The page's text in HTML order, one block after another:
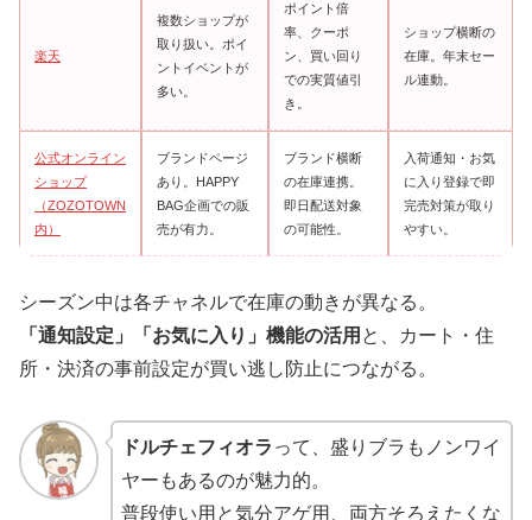
楽天
複数ショップが
取り扱い。ポイ
ントイベントが
多い。
ポイント倍
率、クーポ
ン、買い回り
での実質値引
き。
ショップ横断の
在庫。年末セー
ル連動。
公式オンライン
ショップ
（ZOZOTOWN
内）
ブランドページ
あり。HAPPY
BAG企画での販
売が有力。
ブランド横断
の在庫連携。
即日配送対象
の可能性。
入荷通知・お気
に入り登録で即
完売対策が取り
やすい。
シーズン中は各チャネルで在庫の動きが異なる。
「通知設定」「お気に入り」機能の活用 と、カート・住
所・決済の事前設定が買い逃し防止につながる。
ドルチェフィオラ って、盛りブラもノンワイ
ヤーもあるのが魅力的。
普段使い用と気分アゲ用、両方そろえたくな